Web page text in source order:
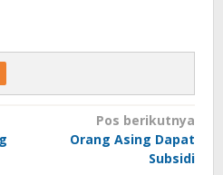
Pos berikutnya
Orang Asing Dapat
Subsidi